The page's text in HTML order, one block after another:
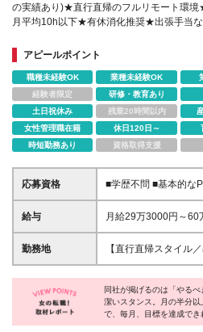
の実績あり)★直行直帰のフルリモート環
月平均10h以下★有休消化推奨★出張手当な
アピールポイント
職種未経験OK 業種未経験OK
経験者限定
研修・教育あり
土日祝休み
残業20時間以内
女性管理職在籍
休日120日～
時短勤務あり
資格取得支援
応募資格
■学歴不問 ■基本的な
ちの方 ■普通自動車
イバー不可、3年以上
かってスケジュール
★こつこつ真面目に
お客様との関係構築
好きな方
給与
月給29万3000円～60
インセンティブ支給
円（みなし残業40時
成した分、 半年に一
還元！ 最低でも50万
績もあります！ ★手当詳細★ ・基本給16万円～26万
勤務地
【直行直帰スタイル
中】 ご自宅を拠点に、全国の販売代理店を社用車で
訪問し営業活動を行
府茨木市庄1丁目17-
会議等のみです。 (変更の範囲)上記を除く当社関連勤
務地
同社が掲げるのは「やる
潔いスタンス。月の半分
で、毎月、目標を達成で
られます。やるべきこと